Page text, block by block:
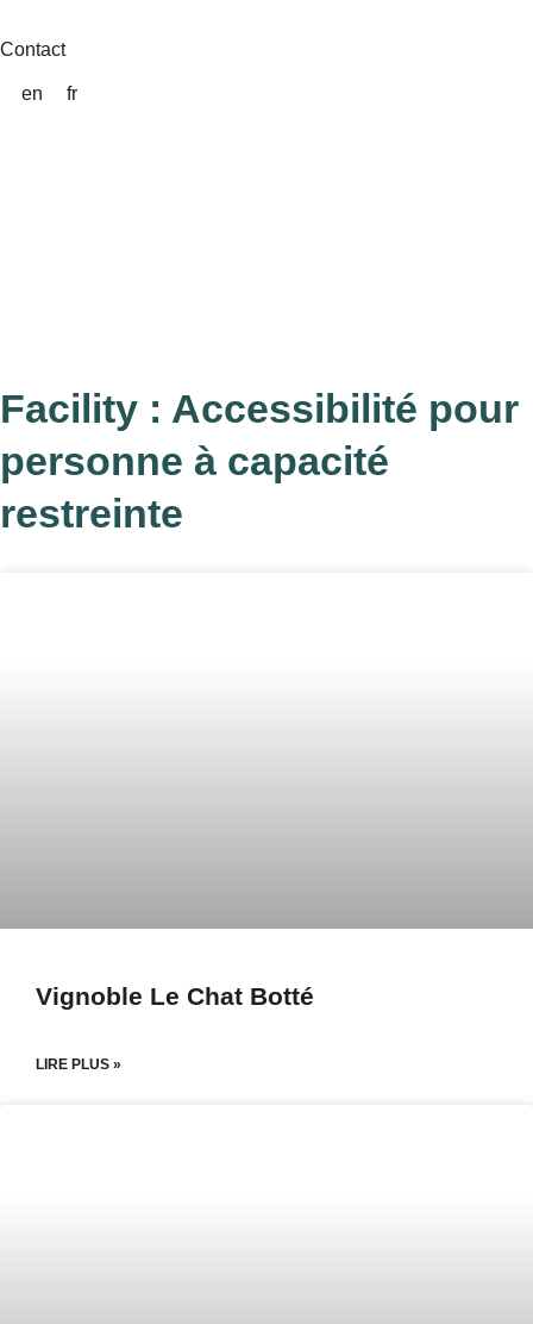
au
Contact
en fr
Facility : Accessibilité pour
personne à capacité
restreinte
Vignoble Le Chat Botté
LIRE PLUS »